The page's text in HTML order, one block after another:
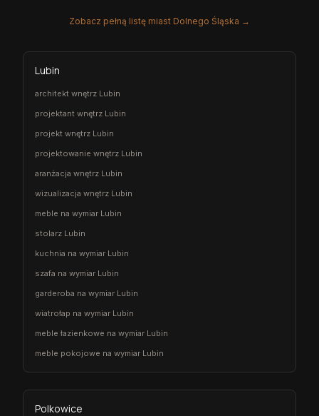
Zobacz pełną listę miast Dolnego Śląska →
Lubin
architekt wnętrz Lubin
projektant wnętrz Lubin
projekt wnętrz Lubin
projektowanie wnętrz Lubin
aranżacja wnętrz Lubin
wizualizacja wnętrz Lubin
meble na wymiar Lubin
stolarz Lubin
kuchnia na wymiar Lubin
szafa na wymiar Lubin
garderoba na wymiar Lubin
wiatrołap na wymiar Lubin
meble łazienkowe na wymiar Lubin
meble pokojowe na wymiar Lubin
Polkowice